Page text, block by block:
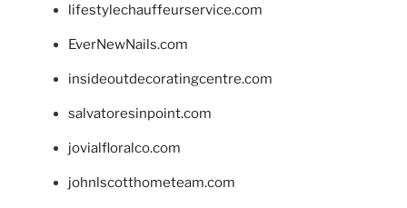
lifestylechauffeurservice.com
EverNewNails.com
insideoutdecoratingcentre.com
salvatoresinpoint.com
jovialfloralco.com
johnlscotthometeam.com